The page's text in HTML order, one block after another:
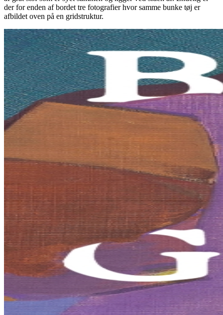
der for enden af bordet tre fotografier hvor samme bunke tøj er
afbildet oven på en gridstruktur.